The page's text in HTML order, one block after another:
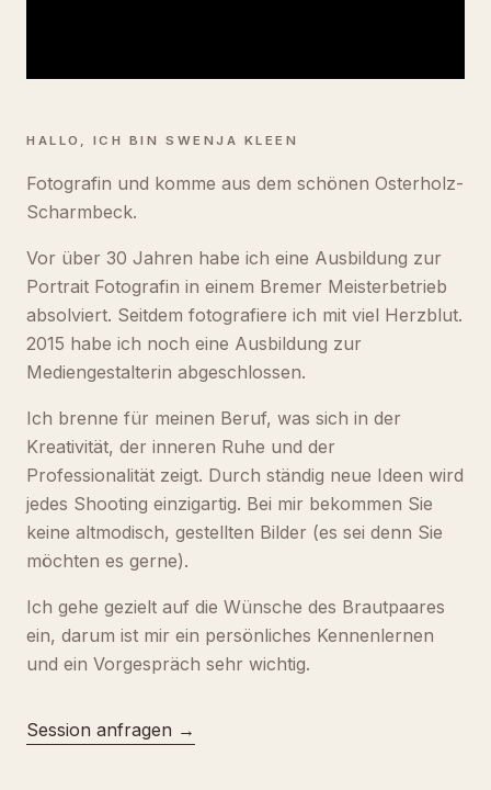
HALLO, ICH BIN SWENJA KLEEN
Fotografin und komme aus dem schönen Osterholz-
Scharmbeck.
Vor über 30 Jahren habe ich eine Ausbildung zur
Portrait Fotografin in einem Bremer Meisterbetrieb
absolviert. Seitdem fotografiere ich mit viel Herzblut.
2015 habe ich noch eine Ausbildung zur
Mediengestalterin abgeschlossen.
Ich brenne für meinen Beruf, was sich in der
Kreativität, der inneren Ruhe und der
Professionalität zeigt. Durch ständig neue Ideen wird
jedes Shooting einzigartig. Bei mir bekommen Sie
keine altmodisch, gestellten Bilder (es sei denn Sie
möchten es gerne).
Ich gehe gezielt auf die Wünsche des Brautpaares
ein, darum ist mir ein persönliches Kennenlernen
und ein Vorgespräch sehr wichtig.
Session anfragen →